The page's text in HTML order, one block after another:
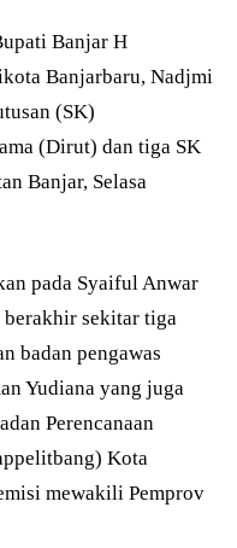
Banjar H
Banjarbaru, Nadjmi
(SK)
(Dirut) dan tiga SK
Banjar, Selasa
pada Syaiful Anwar
berakhir sekitar tiga
badan pengawas
Yudiana yang juga
Perencanaan
Kota
mewakili Pemprov